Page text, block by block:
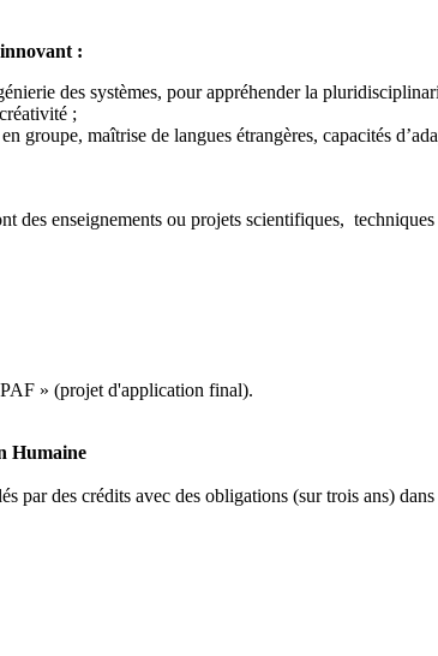
:
des systèmes, pour appréhender la
;
maîtrise de langues étrangères, capacités
des enseignements ou projets scientifiques,
» (projet d'application final).
Humaine
par des crédits avec des obligations (sur trois ans)